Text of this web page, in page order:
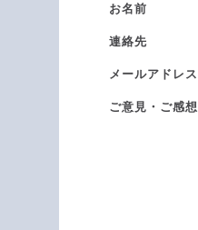
お名前
連絡先
メールアドレス
ご意見・ご感想